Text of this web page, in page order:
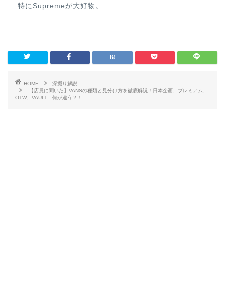
特にSupremeが大好物。
HOME
深掘り解説
【店員に聞いた】VANSの種類と見分け方を徹底解説！日本企画、プレミアム、
OTW、VAULT…何が違う？！